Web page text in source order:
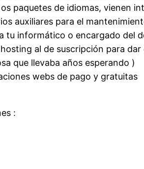
paquetes de idiomas, vienen
auxiliares para el
tu informático o encargado del
al de suscripción para
que llevaba años esperando )
webs de pago y gratuitas
: